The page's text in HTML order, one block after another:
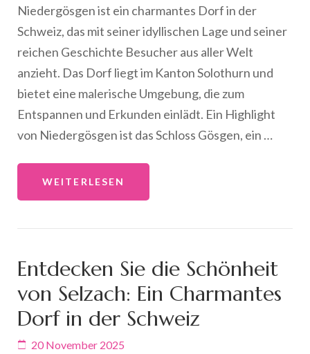
Niedergösgen ist ein charmantes Dorf in der
Schweiz, das mit seiner idyllischen Lage und seiner
reichen Geschichte Besucher aus aller Welt
anzieht. Das Dorf liegt im Kanton Solothurn und
bietet eine malerische Umgebung, die zum
Entspannen und Erkunden einlädt. Ein Highlight
von Niedergösgen ist das Schloss Gösgen, ein …
WEITERLESEN
Entdecken Sie die Schönheit
von Selzach: Ein Charmantes
Dorf in der Schweiz
20 November 2025